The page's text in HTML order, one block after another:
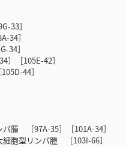
33］
34］
34］
［105E-42］
44］
［97A-35］［101A-34］
型リンパ腫 ［103I-66］